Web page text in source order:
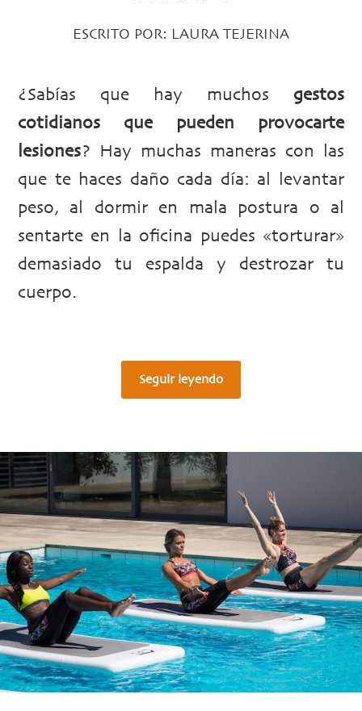
ESCRITO POR: LAURA TEJERINA
¿Sabías que hay muchos gestos
cotidianos que pueden provocarte
lesiones? Hay muchas maneras con las
que te haces daño cada día: al levantar
peso, al dormir en mala postura o al
sentarte en la oficina puedes «torturar»
demasiado tu espalda y destrozar tu
cuerpo.
Seguir leyendo